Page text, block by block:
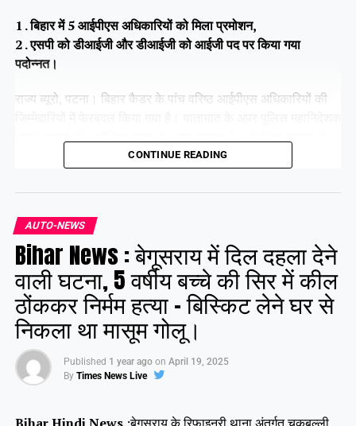
1 . बिहार में 5 आईपीएस अधिकारियों को मिला प्रमोशन,
2 . एसपी को डीआईजी और डीआईजी को आईजी पद पर किया गया
पदोन्नत।
राज्य ब्यूरो, पटना। बिहार कैडर के पांच वरिष्ठ आईपीएस अधिकारियों की
Facebook
Like this:
CONTINUE READING
AUTO-NEWS
Bihar News : बेगूसराय में दिल दहला देने
वाली घटना, 5 वर्षीय बच्चे की सिर में कील
ठोंककर निर्मम हत्या – बिस्किट लेने घर से
निकला था मासूम गोलू।
Published 1 year ago on April 19, 2025
By Times News Live